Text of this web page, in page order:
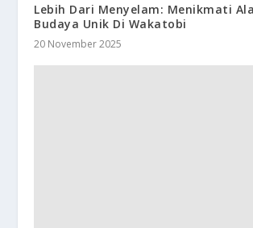
Lebih Dari Menyelam: Menikmati
Budaya Unik Di Wakatobi
20 November 2025